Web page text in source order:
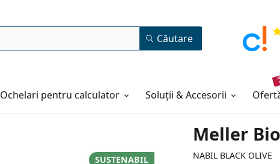
Opinii
Căutare
Ochelari pentru calculator Soluții & Accesorii
Meller
NABIL BLACK OLIVE
SUSTENABIL